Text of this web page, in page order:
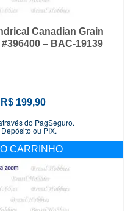
Canadian Grain
– BAC-19139
O
original
era:
R$ 269,90.
R$ 199,90O
atual
é:
R$ 199,90.
do PagSeguro.
ou PIX.
CARRINHO